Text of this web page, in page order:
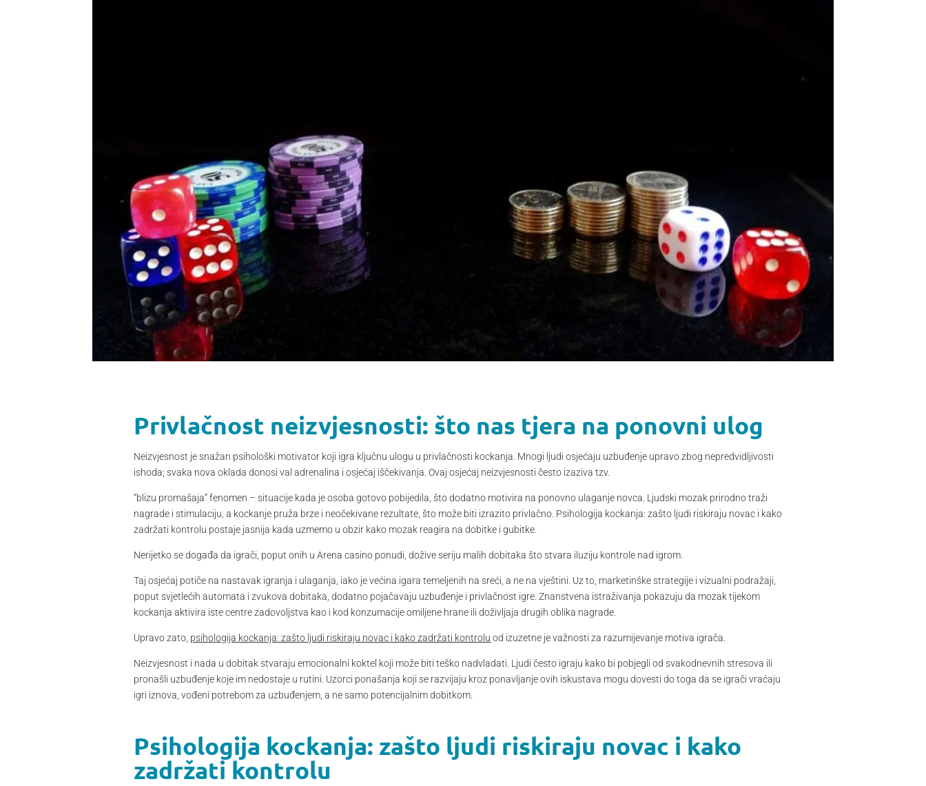
Privlačnost neizvjesnosti: što nas tjera na ponovni ulog
Neizvjesnost je snažan psihološki motivator koji igra ključnu ulogu u privlačnosti kockanja. Mnogi ljudi osjećaju uzbuđenje upravo zbog nepredvidljivosti
ishoda; svaka nova oklada donosi val adrenalina i osjećaj iščekivanja. Ovaj osjećaj neizvjesnosti često izaziva tzv.
“blizu promašaja” fenomen – situacije kada je osoba gotovo pobijedila, što dodatno motivira na ponovno ulaganje novca. Ljudski mozak prirodno traži
nagrade i stimulaciju, a kockanje pruža brze i neočekivane rezultate, što može biti izrazito privlačno. Psihologija kockanja: zašto ljudi riskiraju novac i kako
zadržati kontrolu postaje jasnija kada uzmemo u obzir kako mozak reagira na dobitke i gubitke.
Nerijetko se događa da igrači, poput onih u Arena casino ponudi, dožive seriju malih dobitaka što stvara iluziju kontrole nad igrom.
Taj osjećaj potiče na nastavak igranja i ulaganja, iako je većina igara temeljenih na sreći, a ne na vještini. Uz to, marketinške strategije i vizualni podražaji,
poput svjetlećih automata i zvukova dobitaka, dodatno pojačavaju uzbuđenje i privlačnost igre. Znanstvena istraživanja pokazuju da mozak tijekom
kockanja aktivira iste centre zadovoljstva kao i kod konzumacije omiljene hrane ili doživljaja drugih oblika nagrade.
Upravo zato, psihologija kockanja: zašto ljudi riskiraju novac i kako zadržati kontrolu od izuzetne je važnosti za razumijevanje motiva igrača.
Neizvjesnost i nada u dobitak stvaraju emocionalni koktel koji može biti teško nadvladati. Ljudi često igraju kako bi pobjegli od svakodnevnih stresova ili
pronašli uzbuđenje koje im nedostaje u rutini. Uzorci ponašanja koji se razvijaju kroz ponavljanje ovih iskustava mogu dovesti do toga da se igrači vraćaju
igri iznova, vođeni potrebom za uzbuđenjem, a ne samo potencijalnim dobitkom.
Psihologija kockanja: zašto ljudi riskiraju novac i kako
zadržati kontrolu